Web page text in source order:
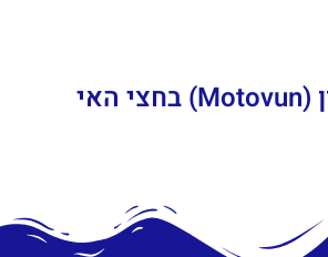
העיירה מוטובון (Motovun) בחצי האי